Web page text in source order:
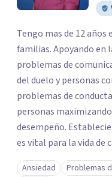
Tengo mas de 12
familias. Apoyando en
problemas de
del duelo y personas
problemas de
personas
desempeño.
es vital para la vida de
Ansiedad Problemas